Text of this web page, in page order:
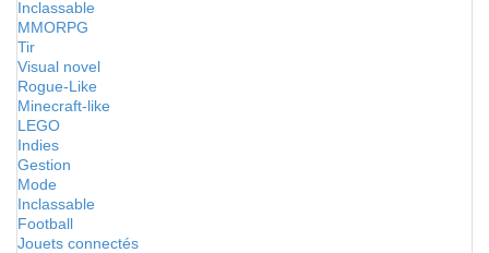
Inclassable
MMORPG
Tir
Visual novel
Rogue-Like
Minecraft-like
LEGO
Indies
Gestion
Mode
Inclassable
Football
Jouets connectés